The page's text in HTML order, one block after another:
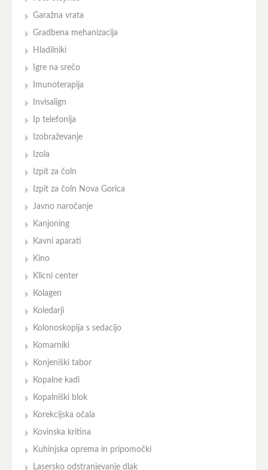
Garažna vrata
Gradbena mehanizacija
Hladilniki
Igre na srečo
Imunoterapija
Invisalign
Ip telefonija
Izobraževanje
Izola
Izpit za čoln
Izpit za čoln Nova Gorica
Javno naročanje
Kanjoning
Kavni aparati
Kino
Klicni center
Kolagen
Koledarji
Kolonoskopija s sedacijo
Komarniki
Konjeniški tabor
Kopalne kadi
Kopalniški blok
Korekcijska očala
Kovinska kritina
Kuhinjska oprema in pripomočki
Lasersko odstranjevanje dlak